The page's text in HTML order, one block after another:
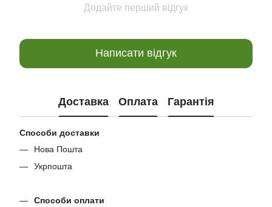
Додайте перший відгук
Написати відгук
Доставка Оплата Гарантія
Способи доставки
Нова Пошта
Укрпошта
Способи оплати